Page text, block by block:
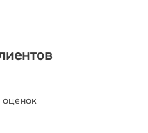
оценок